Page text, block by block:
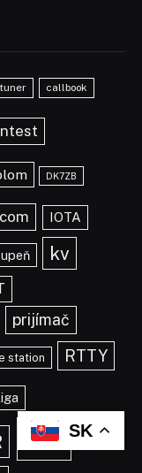
callbook
DK7ZB
IOTA
kv
prijímač
station RTTY
vkv SK